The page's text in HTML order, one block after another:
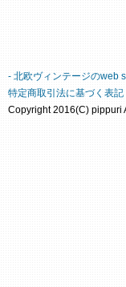
- 北欧ヴィンテージのweb
特定商取引法に基づく表記
Copyright 2016(C) pippuri